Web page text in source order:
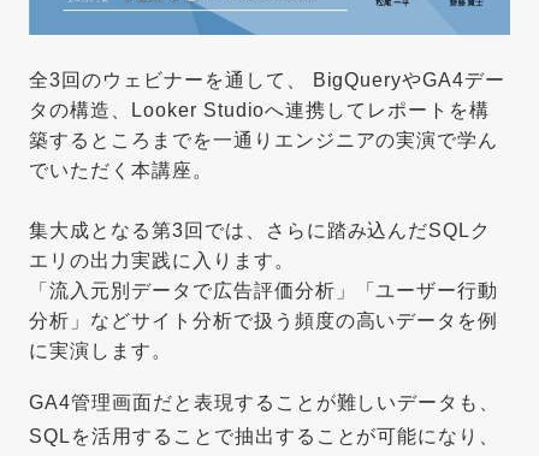
全3回のウェビナーを通して、 BigQueryやGA4デー
タの構造、Looker Studioへ連携してレポートを構
築するところまでを一通りエンジニアの実演で学ん
でいただく本講座。
集大成となる第3回では、さらに踏み込んだSQLク
エリの出力実践に入ります。
「流入元別データで広告評価分析」「ユーザー行動
分析」などサイト分析で扱う頻度の高いデータを例
に実演します。
GA4管理画面だと表現することが難しいデータも、
SQLを活用することで抽出することが可能になり、